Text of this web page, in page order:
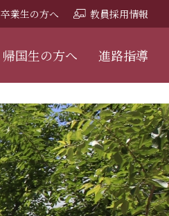
卒業生の方へ 教員採用情報
帰国生の方へ 進路指導